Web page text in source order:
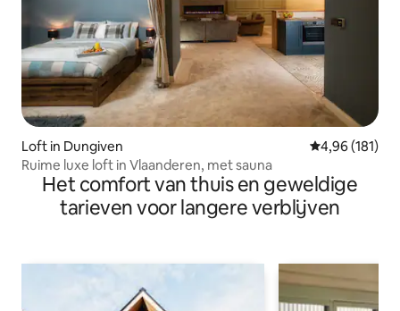
Loft in Dungiven Gemiddelde
4,96 (181)
Ruime luxe loft in Vlaanderen, met sauna
Het comfort van thuis en geweldige
tarieven voor langere verblijven